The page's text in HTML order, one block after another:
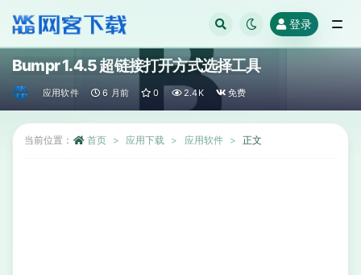
登录
Bumpr 1.4.5 超链接打开方式选择工具
应用软件 6 月前 0 2.4K 免费
当前位置： 首页 应用下载 应用软件 正文
全部